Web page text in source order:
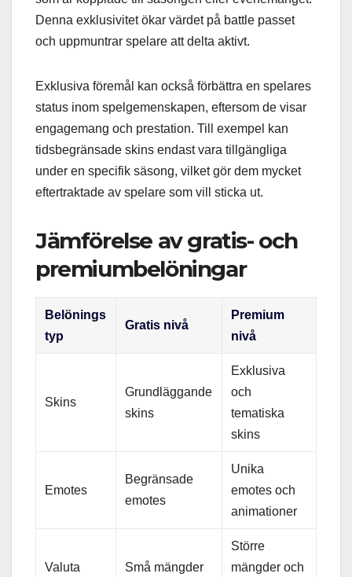
Denna exklusivitet ökar värdet på battle passet
och uppmuntrar spelare att delta aktivt.
Exklusiva föremål kan också förbättra en spelares
status inom spelgemenskapen, eftersom de visar
engagemang och prestation. Till exempel kan
tidsbegränsade skins endast vara tillgängliga
under en specifik säsong, vilket gör dem mycket
eftertraktade av spelare som vill sticka ut.
Jämförelse av gratis- och
premiumbelöningar
Belönings
typ
Gratis nivå
Premium
nivå
Skins
Grundläggande
skins
Exklusiva
och
tematiska
skins
Emotes
Begränsade
emotes
Unika
emotes och
animationer
Valuta Små mängder
Större
mängder och